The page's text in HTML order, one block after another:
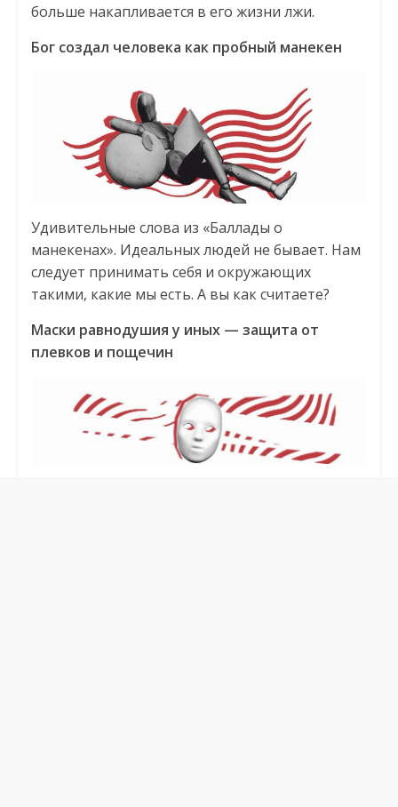
больше накапливается в его жизни лжи.
Бог создал человека как пробный манекен
Удивительные слова из «Баллады о
манекенах». Идеальных людей не бывает. Нам
следует принимать себя и окружающих
такими, какие мы есть. А вы как считаете?
Маски равнодушия у иных — защита от
плевков и пощечин